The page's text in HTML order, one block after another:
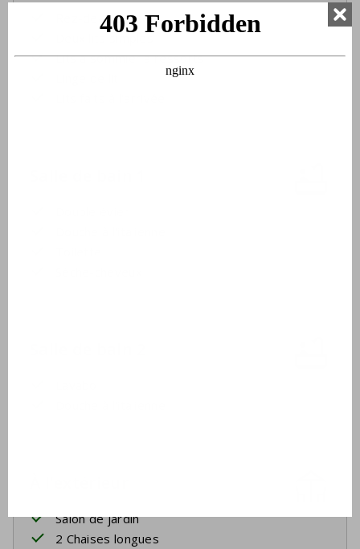
Rez-de-chaussée
Deux lits simples
Lits à sommier à ressorts
Salon de jardin
2 Chaises longues